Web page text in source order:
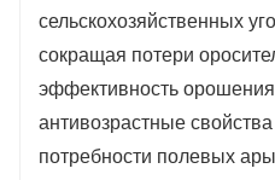
сельскохозяйственных
сокращая потери
эффективность
антивозрастные
потребности полевых